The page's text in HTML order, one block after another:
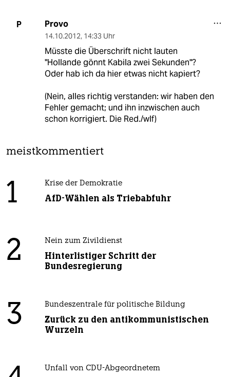
P Provo
14.10.2012, 14:33 Uhr
Müsste die Überschrift nicht lauten
"Hollande gönnt Kabila zwei Sekunden"?
Oder hab ich da hier etwas nicht kapiert?
(Nein, alles richtig verstanden: wir haben den
Fehler gemacht; und ihn inzwischen auch
schon korrigiert. Die Red./wlf)
meistkommentiert
1 Krise der Demokratie
AfD-Wählen als Triebabfuhr
2 Nein zum Zivildienst
Hinterlistiger Schritt der
Bundesregierung
3 Bundeszentrale für politische Bildung
Zurück zu den antikommunistischen
Wurzeln
Unfall von CDU-Abgeordnetem